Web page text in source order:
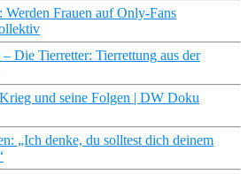
Frauen auf Only-Fans
Die Tierretter: Tierrettung aus der
und seine Folgen | DW Doku
„Ich denke, du solltest dich deinem